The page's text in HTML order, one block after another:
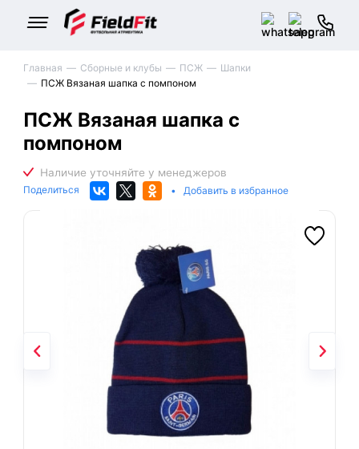
Главная Сборные и клубы ПСЖ
Шапки
ПСЖ Вязаная шапка с помпоном
ПСЖ Вязаная шапка с
помпоном
Поделиться • Добавить в избранное